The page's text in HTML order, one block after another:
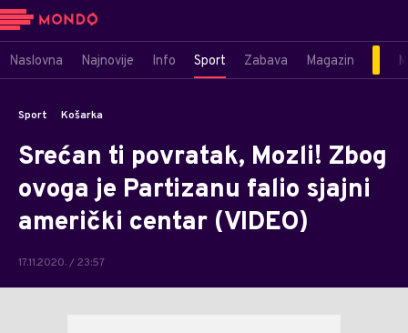
Naslovna Najnovije Info Sport Zabava Magazin
Sport Košarka
Srećan ti povratak, Mozli! Zbog
ovoga je Partizanu falio sjajni
američki centar (VIDEO)
17.11.2020. / 23:57